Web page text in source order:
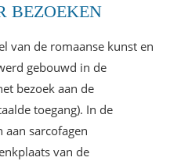
BEZOEKEN
van de romaanse kunst en
gebouwd in de
bezoek aan de
toegang). In de
sarcofagen
van de